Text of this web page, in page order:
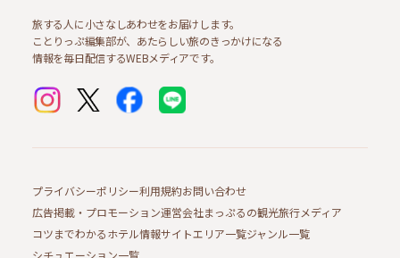
旅する人に小さなしあわせをお届けします。
ことりっぷ編集部が、あたらしい旅のきっかけになる
情報を毎日配信するWEBメディアです。
プライバシーポリシー利用規約お問い合わせ
広告掲載・プロモーション運営会社まっぷるの観光旅行メディア
コツまでわかるホテル情報サイトエリア一覧ジャンル一覧